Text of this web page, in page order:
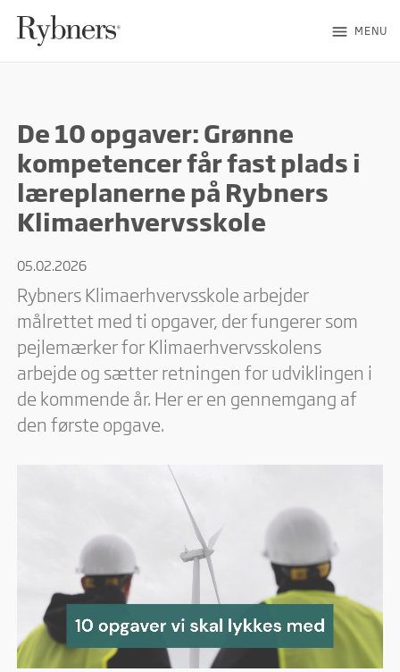
menu MENU
De 10 opgaver: Grønne
kompetencer får fast plads i
læreplanerne på Rybners
Klimaerhvervsskole
05.02.2026
Rybners Klimaerhvervsskole arbejder
målrettet med ti opgaver, der fungerer som
pejlemærker for Klimaerhvervsskolens
arbejde og sætter retningen for udviklingen i
de kommende år. Her er en gennemgang af
den første opgave.